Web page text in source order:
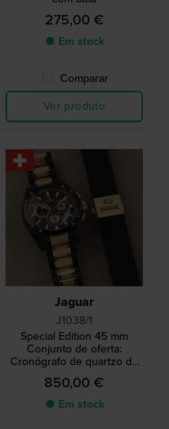
275,00 €
● Em stock
Comparar
Ver produto
Jaguar
J1038/1
Special Edition 45 mm
Conjunto de oferta:
Cronógrafo de quartzo de
fabrico suíço com bracelete
de borracha extra
850,00 €
● Em stock